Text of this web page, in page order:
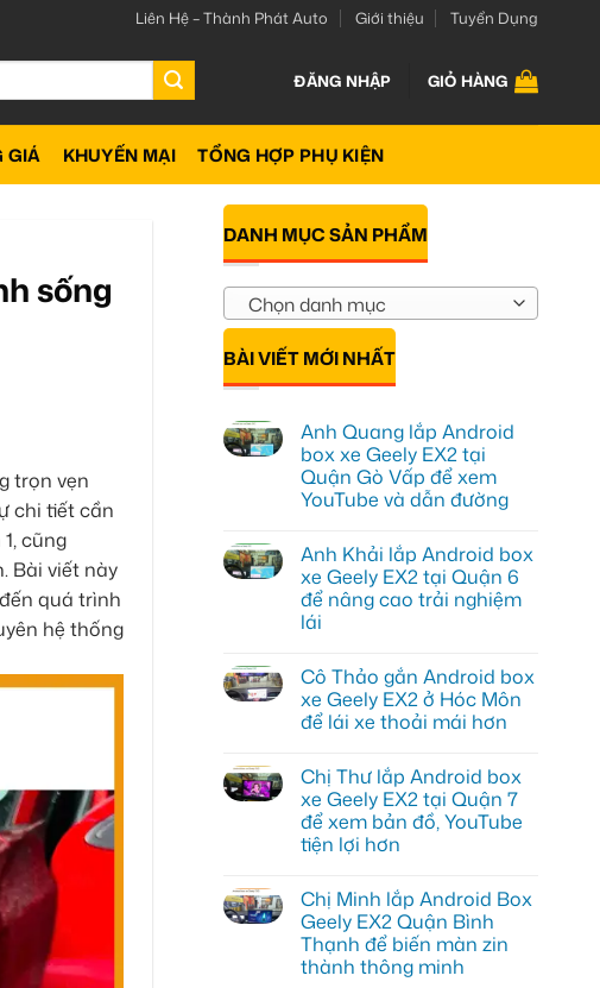
Liên Hệ – Thành Phát Auto Giới thiệu Tuyển Dụng
ĐĂNG NHẬP GIỎ HÀNG
GIÁ KHUYẾN MẠI TỔNG HỢP PHỤ KIỆN
sống
trọn vẹn
chi tiết cần
cũng
Bài viết này
quá trình
hệ thống
DANH MỤC SẢN PHẨM
Chọn danh mục
BÀI VIẾT MỚI NHẤT
Anh Quang lắp Android
box xe Geely EX2 tại
Quận Gò Vấp để xem
YouTube và dẫn đường
bình
luận
ở
Anh
Quang
lắp
xe
Geely
EX2
tại
Vấp
để
xem
YouTube
và
dẫn
Anh Khải lắp Android box
xe Geely EX2 tại Quận 6
để nâng cao trải nghiệm
lái
bình
luận
ở
Anh
Android
box
xe
Geely
EX2
tại
để
nâng
cao
trải
nghiệm
lái
Cô Thảo gắn Android box
xe Geely EX2 ở Hóc Môn
để lái xe thoải mái hơn
bình
luận
ở
Cô
Thảo
gắn
xe
Geely
EX2
Hóc
Môn
Chị Thư lắp Android box
xe Geely EX2 tại Quận 7
để xem bản đồ, YouTube
tiện lợi hơn
bình
luận
ở
Chị
Thư
lắp
Chị Minh lắp Android Box
Geely EX2 Quận Bình
Thạnh để biến màn zin
thành thông minh